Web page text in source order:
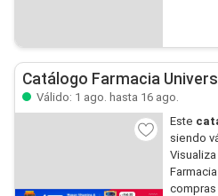
Catálogo Farmacia
Válido: 1 ago. hasta 16 ago.
Este
siendo
compras